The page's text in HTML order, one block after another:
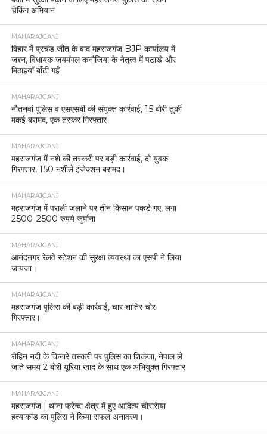
चेकिंग अभियान
MAHARAJGANJ
बिहार में प्रचंड जीत के बाद महराजगंज BJP कार्यालय में
जश्न, विधायक जयमंगल कनौजिया के नेतृत्व में पटाखे और
मिठाइयाँ बाँटी गईं
MAHARAJGANJ
नौतनवां पुलिस व एसएसबी की संयुक्त कार्रवाई, 15 बोरी तुर्की
मकई बरामद, एक तस्कर गिरफ्तार
MAHARAJGANJ
महराजगंज में नशे की तस्करी पर बड़ी कार्रवाई, दो युवक
गिरफ्तार, 150 नशीले इंजेक्शन बरामद।
MAHARAJGANJ
महराजगंज में पराली जलाने पर तीन किसान पकड़े गए, लगा
2500-2500 रुपये जुर्माना
MAHARAJGANJ
आनंदनगर रेलवे स्टेशन की सुरक्षा व्यवस्था का एसपी ने लिया
जायजा।
MAHARAJGANJ
महराजगंज पुलिस की बड़ी कार्रवाई, चार शातिर चोर
गिरफ्तार।
MAHARAJGANJ
रोहिन नदी के किनारे तस्करी पर पुलिस का शिकंजा, नेपाल ले
जाते समय 2 बोरी यूरिया खाद के साथ एक अभियुक्त गिरफ्तार
MAHARAJGANJ
महराजगंज | थाना फरेन्दा क्षेत्र में हुए आदित्य चौरसिया
हत्याकांड का पुलिस ने किया सफल अनावरण।